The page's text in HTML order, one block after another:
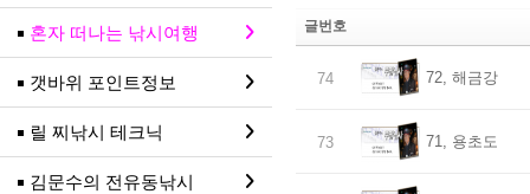
혼자 떠나는 낚시여행
갯바위 포인트정보
릴 찌낚시 테크닉
김문수의 전유동낚시
글번호
74 72, 해금강
73 71, 용초도